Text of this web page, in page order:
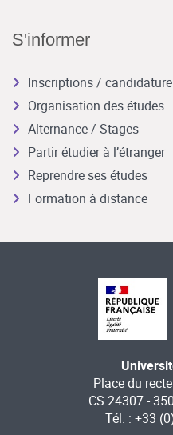
S'informer
Inscriptions /
Organisation des études
Alternance / Stages
Partir étudier à l’étranger
Reprendre ses études
Formation à distance
Place du
CS 24307 -
Tél. : +33